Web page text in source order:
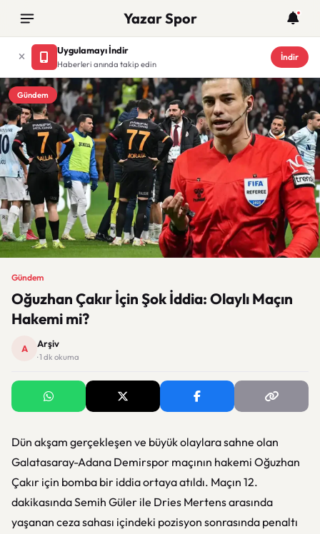
Yazar Spor
Uygulamayı İndir
Haberleri anında takip edin
İndir
Gündem
Gündem
Oğuzhan Çakır İçin Şok İddia: Olaylı Maçın
Hakemi mi?
A Arşiv
· 1 dk okuma
Dün akşam gerçekleşen ve büyük olaylara sahne olan
Galatasaray-Adana Demirspor maçının hakemi Oğuzhan
Çakır için bomba bir iddia ortaya atıldı. Maçın 12.
dakikasında Semih Güler ile Dries Mertens arasında
yaşanan ceza sahası içindeki pozisyon sonrasında penaltı